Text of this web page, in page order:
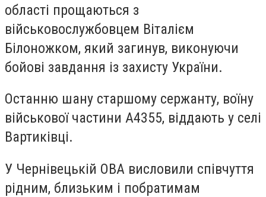
області прощаються з
військовослужбовцем Віталієм
Білоножком, який загинув, виконуючи
бойові завдання із захисту України.
Останню шану старшому сержанту, воїну
військової частини А4355, віддають у селі
Вартиківці.
У Чернівецькій ОВА висловили співчуття
рідним, близьким і побратимам